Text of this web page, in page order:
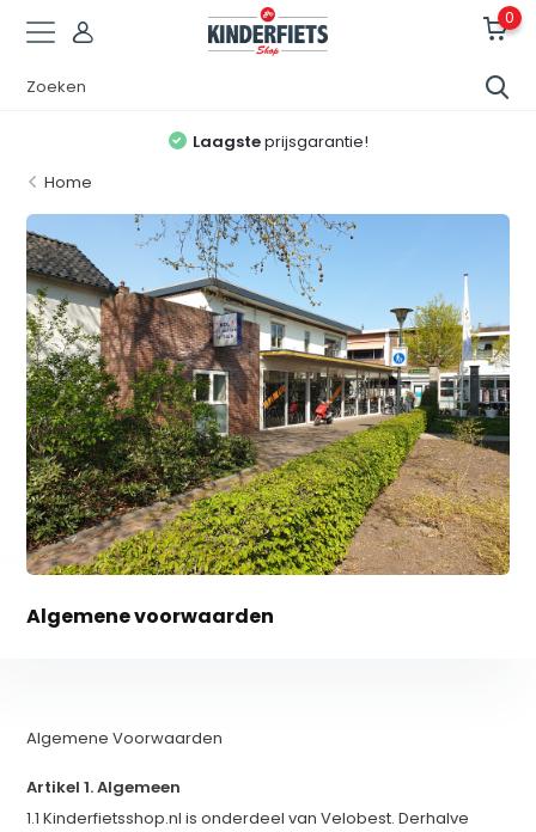
0
Laagsteprijsgarantie!
Home
Algemene voorwaarden
Algemene Voorwaarden
Artikel 1. Algemeen
1.1 Kinderfietsshop.nl is onderdeel van Velobest. Derhalve